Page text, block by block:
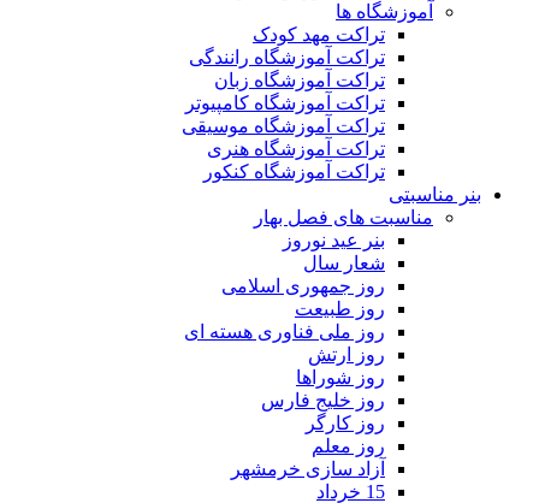
آموزشگاه ها
تراکت مهد کودک
تراکت آموزشگاه رانندگی
تراکت آموزشگاه زبان
تراکت آموزشگاه کامپیوتر
تراکت آموزشگاه موسیقی
تراکت آموزشگاه هنری
تراکت آموزشگاه کنکور
بنر مناسبتی
مناسبت های فصل بهار
بنر عید نوروز
شعار سال
روز جمهوری اسلامی
روز طبیعت
روز ملی فناوری هسته ای
روز ارتش
روز شوراها
روز خلیج فارس
روز کارگر
روز معلم
آزاد سازی خرمشهر
15 خرداد